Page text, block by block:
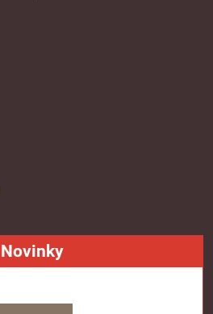
Novinky